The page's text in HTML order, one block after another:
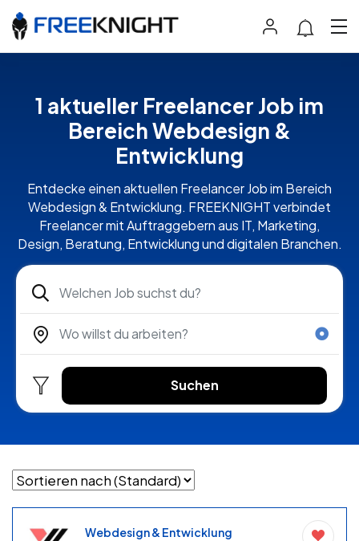
1 aktueller Freelancer Job im
Bereich Webdesign &
Entwicklung
Entdecke einen aktuellen Freelancer Job im Bereich
Webdesign & Entwicklung. FREEKNIGHT verbindet
Freelancer mit Auftraggebern aus IT, Marketing,
Design, Beratung, Entwicklung und digitalen Branchen.
Suchen
Webdesign & Entwicklung